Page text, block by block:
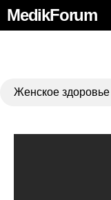
MedikForum
Женское здоровье